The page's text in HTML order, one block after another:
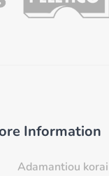
Information
Adamantiou korai